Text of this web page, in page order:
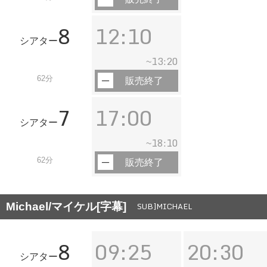
シアター8
62分
12:10
~13:20
販売終了
シアター 7
62分
17:00
~18:10
販売終了
Michael/マイケル[字幕] SUB]MICHAEL
シアター8 09:25 20:30